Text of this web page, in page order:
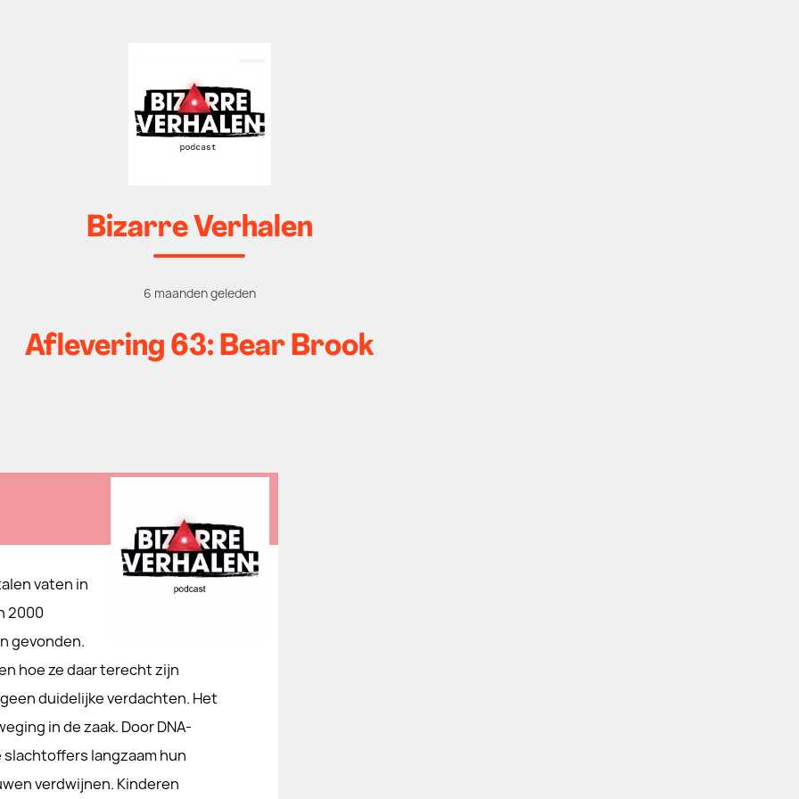
Bizarre Verhalen
6 maanden geleden
Aflevering 63: Bear Brook
vaten in
2000
gevonden.
hoe ze daar terecht zijn
duidelijke verdachten. Het
in de zaak. Door DNA-
langzaam hun
verdwijnen. Kinderen